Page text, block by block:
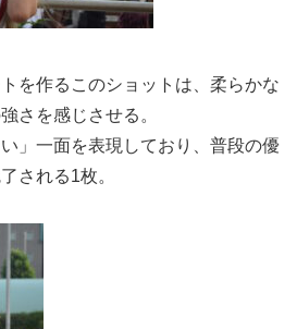
を作るこのショットは、柔らかな
さを感じさせる。
」一面を表現しており、普段の優
される1枚。